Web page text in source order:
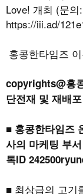
Love! 개최 (문의
https://iii.ad/
홍콩한타임즈
copyrights@홍
단전재 및 재배
■ 홍콩한타임즈
사의 마케팅 부
톡ID
■ 최상급의 고